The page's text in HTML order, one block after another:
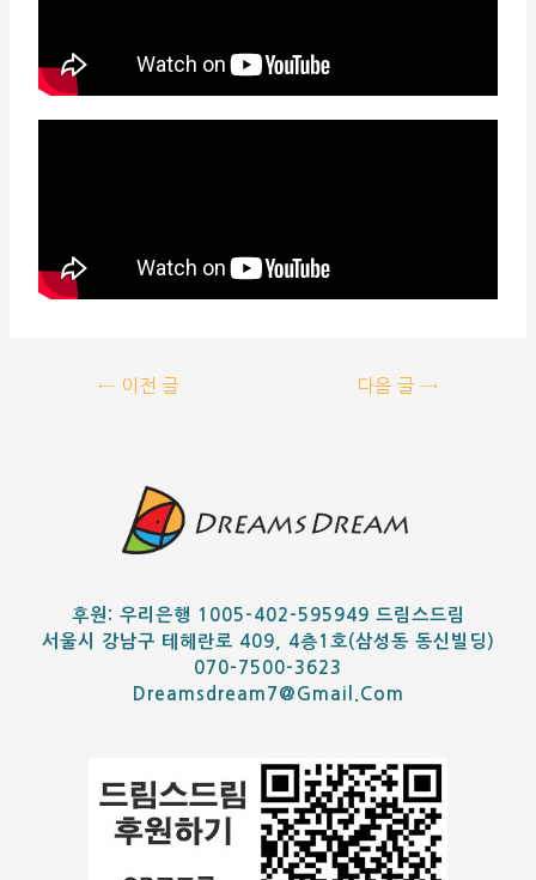
←이전 글 다음 글→
후원: 우리은행 1005-402-595949 드림스드림
서울시 강남구 테헤란로 409, 4층1호(삼성동 동신빌딩)
070-7500-3623
Dreamsdream7@gmail.com